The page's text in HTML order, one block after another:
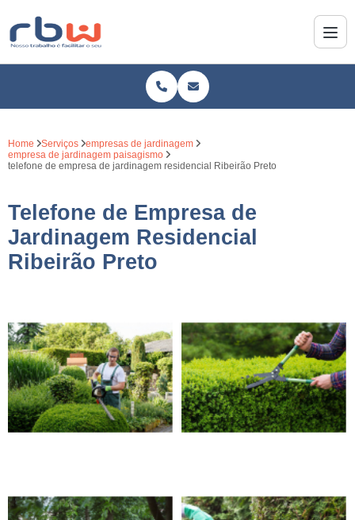
Home Serviços
empresas de jardinagem
empresa de jardinagem paisagismo
telefone de empresa de jardinagem residencial Ribeirão Preto
Telefone de Empresa de
Jardinagem Residencial
Ribeirão Preto